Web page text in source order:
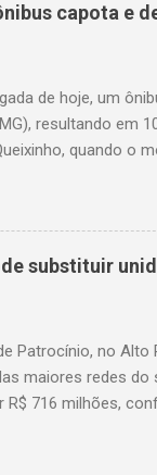
capota e
de hoje, um
resultando em
quando o
Nove dos feridos
substituir
Patrocínio, no Alto
maiores redes
R$ 716 milhões,
localizado na